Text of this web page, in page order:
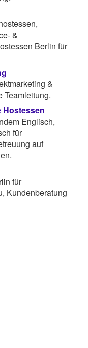
&
Berlin für
&
Teamleitung.
Hostessen
Englisch,
für
auf
für
Kundenberatung